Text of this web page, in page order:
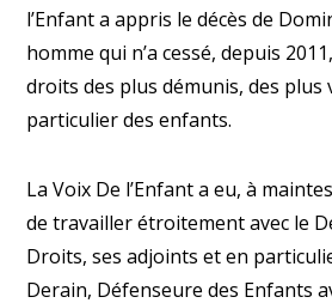
l’Enfant a appris le décès de
homme qui n’a cessé, depuis
droits des plus démunis, des plus
particulier des enfants.
La Voix De l’Enfant a eu, à
de travailler étroitement avec le
Droits, ses adjoints et en
Derain, Défenseure des Enfants